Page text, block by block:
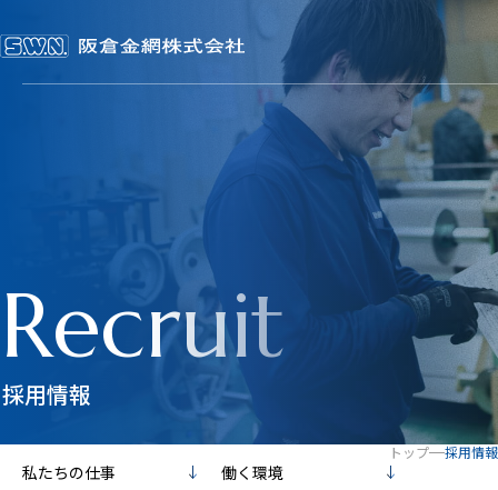
押出し機用スクリーン（ストレーナー）
振動篩用金網
打出し網・打抜き網
ワイヤー製品
お知らせ一覧
お問い合わせ
Recruit
採用情報
トップ 採用情報
私たちの仕事 働く環境